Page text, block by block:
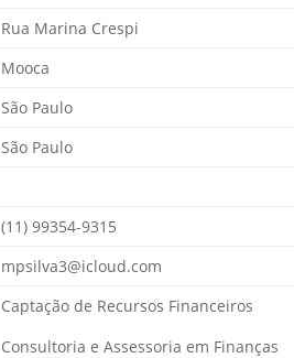
Rua Marina Crespi
Mooca
São Paulo
São Paulo
(11) 99354-9315
mpsilva3@icloud.com
Captação de Recursos Financeiros
Consultoria e Assessoria em Finanças